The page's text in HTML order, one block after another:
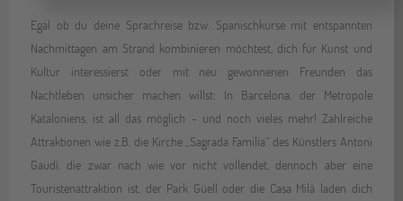
Egal ob du deine Sprachreise bzw. Spanischkurse mit entspannten
Nachmittagen am Strand kombinieren möchtest, dich für Kunst und
Kultur interessierst oder mit neu gewonnenen Freunden das
Nachtleben unsicher machen willst: In Barcelona, der Metropole
Kataloniens, ist all das möglich - und noch vieles mehr! Zahlreiche
Attraktionen wie z.B. die Kirche „Sagrada Familia“ des Künstlers Antoni
Gaudí, die zwar nach wie vor nicht vollendet, dennoch aber eine
Touristenattraktion ist, der Park Güell oder die Casa Milà laden dich